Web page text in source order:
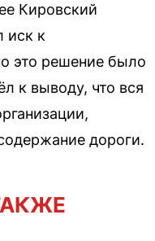
Кировский
иск к
это решение было
к выводу, что вся
дороги.